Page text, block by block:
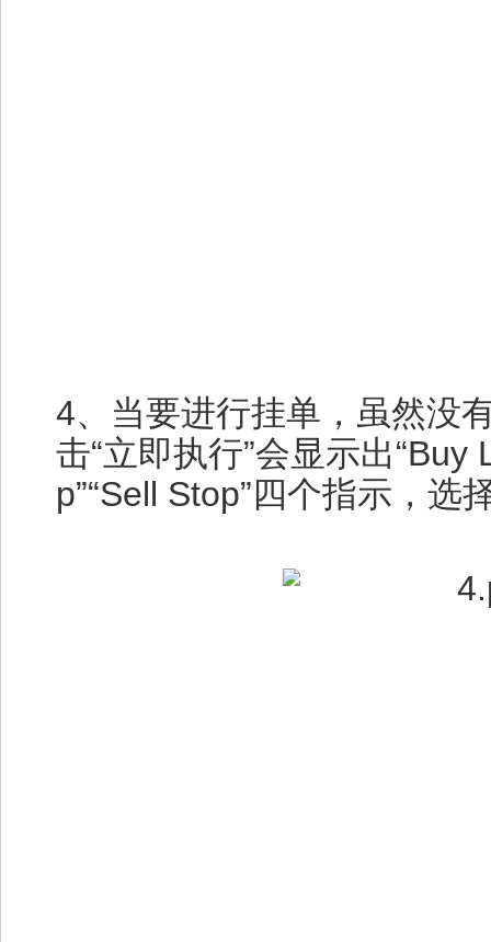
4、当要进行挂单，虽然没
击“立即执行”会显示出“Buy
p”“Sell Stop”四个指示，选